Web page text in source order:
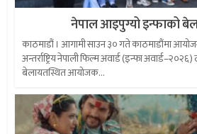
नेपाल आइपुग्यो इन्फाको
काठमाडौं । आगामी साउन ३० गते काठमाडौंमा
अन्तर्राष्ट्रिय नेपाली फिल्म अवार्ड (इन्फा
बेलायतस्थित आयोजक...